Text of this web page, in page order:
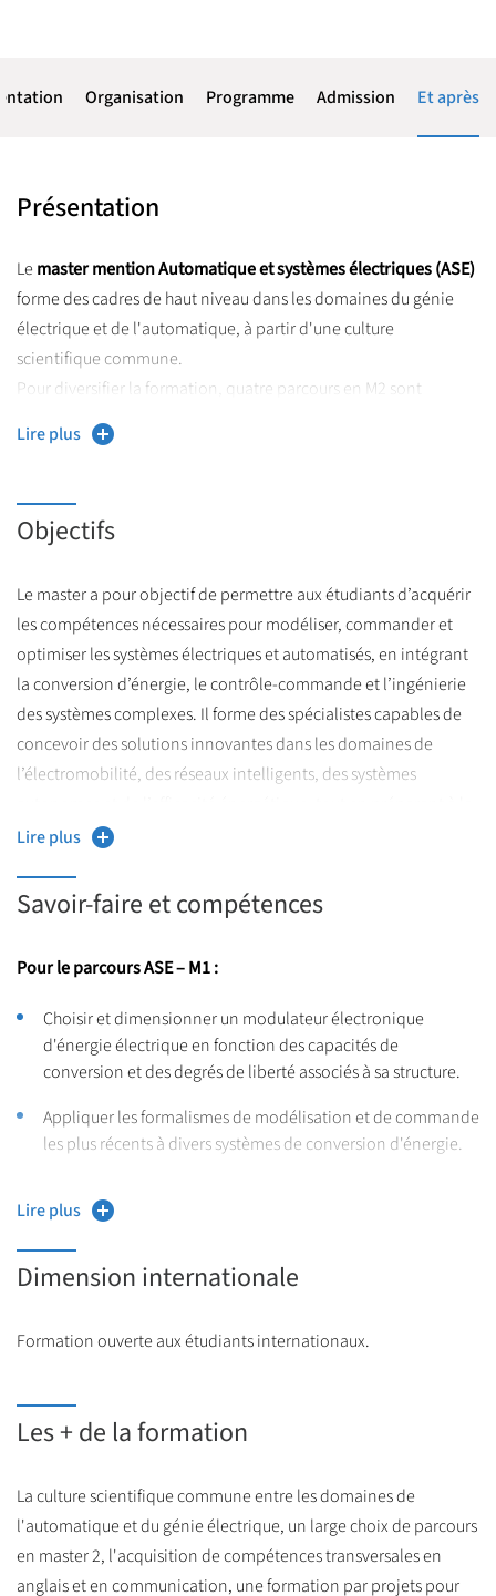
Organisation Programme Admission Et après
Présentation
Lemaster mention Automatique et systèmes électriques (ASE)
forme des cadres de haut niveau dans les domaines du génie
électrique et de l'automatique, à partir d'une culture
scientifique commune.
Pour diversifier la formation, quatre parcours en M2 sont
proposés dans les domaines suivants :
Réseaux de terrain,
Pour plus d'informations:https://master-ase.univ-lille.fr/
Lire plus
Objectifs
Le master a pour objectif de permettre aux étudiants d’acquérir
les compétences nécessaires pour modéliser, commander et
optimiser les systèmes électriques et automatisés, en intégrant
la conversion d’énergie, le contrôle-commande et l’ingénierie
des systèmes complexes. Il forme des spécialistes capables de
concevoir des solutions innovantes dans les domaines de
l’électromobilité, des réseaux intelligents, des systèmes
recherche et à l’innovation technologique.
Lire plus
Savoir-faire et compétences
Pour le parcours ASE – M1 :
Choisir et dimensionner un modulateur électronique
d'énergie électrique en fonction des capacités de
conversion et des degrés de liberté associés à sa structure.
Appliquer les formalismes de modélisation et de commande
les plus récents à divers systèmes de conversion d'énergie.
quantité d'informations obtenues et minimiser le nombre
Modéliser des machines électriques conventionnel les ou
électroniques, etc.).
des systèmes, notamment les machines de production à
dynamique élevée et les systèmes piézo-électriques pour le
positionnement et le contrôle actif.
Maîtriser les outils de modélisation numérique et savoir les
Lire plus
Dimension internationale
Formation ouverte aux étudiants internationaux.
Les + de la formation
La culture scientifique commune entre les domaines de
l'automatique et du génie électrique, un large choix de parcours
en master 2, l'acquisition de compétences transversales en
anglais et en communication, une formation par projets pour